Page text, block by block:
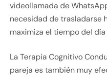
videollamada de
necesidad de trasladarse
maximiza el tiempo del
La Terapia Cognitivo
pareja es también muy